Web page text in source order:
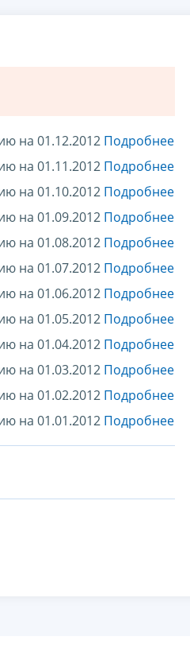
на 01.12.2012 Подробнее
на 01.11.2012 Подробнее
на 01.10.2012 Подробнее
на 01.09.2012 Подробнее
на 01.08.2012 Подробнее
на 01.07.2012 Подробнее
на 01.06.2012 Подробнее
на 01.05.2012 Подробнее
на 01.04.2012 Подробнее
на 01.03.2012 Подробнее
на 01.02.2012 Подробнее
на 01.01.2012 Подробнее